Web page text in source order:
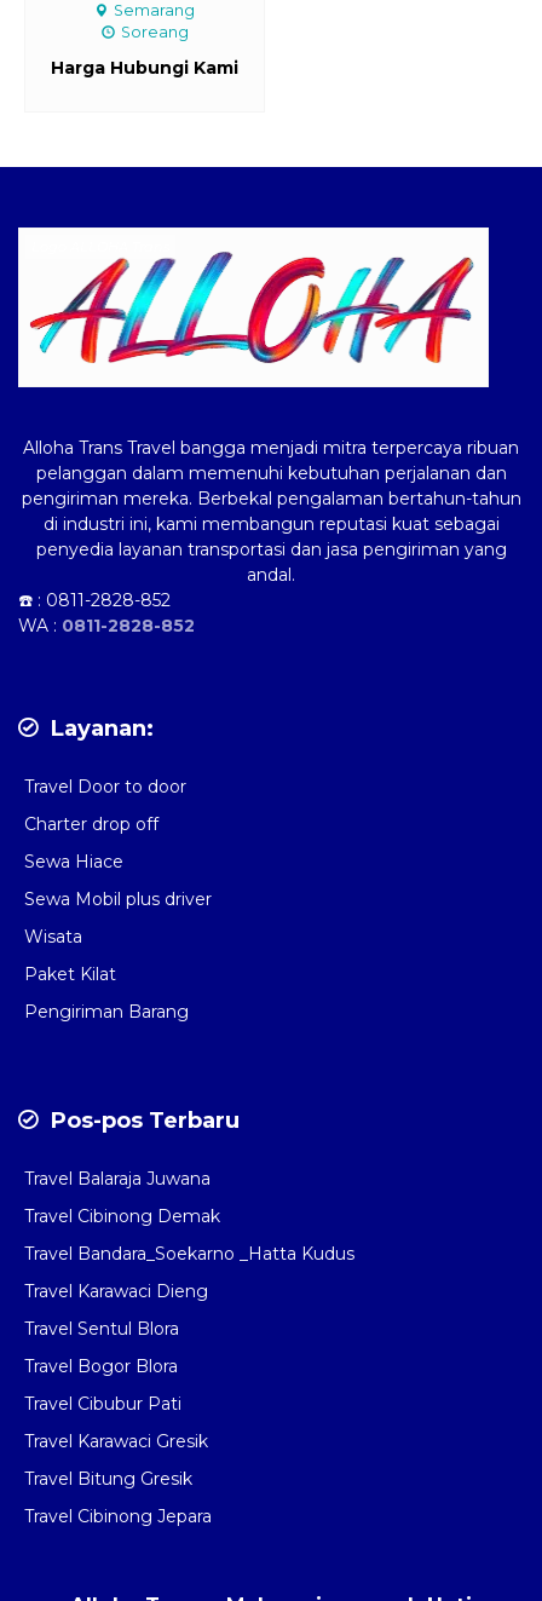
Semarang
Soreang
Harga Hubungi Kami
Alloha Trans Travel bangga menjadi mitra terpercaya ribuan
pelanggan dalam memenuhi kebutuhan perjalanan dan
pengiriman mereka. Berbekal pengalaman bertahun-tahun
di industri ini, kami membangun reputasi kuat sebagai
penyedia layanan transportasi dan jasa pengiriman yang
andal.
☎️ : 0811-2828-852
WA : 0811-2828-852
Layanan:
Travel Door to door
Charter drop off
Sewa Hiace
Sewa Mobil plus driver
Wisata
Paket Kilat
Pengiriman Barang
Pos-pos Terbaru
Travel Balaraja Juwana
Travel Cibinong Demak
Travel Bandara_Soekarno _Hatta Kudus
Travel Karawaci Dieng
Travel Sentul Blora
Travel Bogor Blora
Travel Cibubur Pati
Travel Karawaci Gresik
Travel Bitung Gresik
Travel Cibinong Jepara